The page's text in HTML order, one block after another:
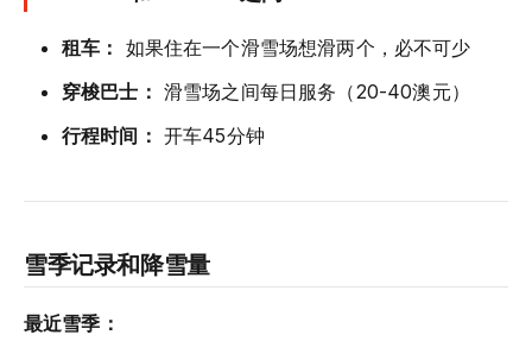
租车： 如果住在一个滑雪场想滑两个，必不可少
穿梭巴士： 滑雪场之间每日服务（20-40澳元）
行程时间： 开车45分钟
雪季记录和降雪量
最近雪季：